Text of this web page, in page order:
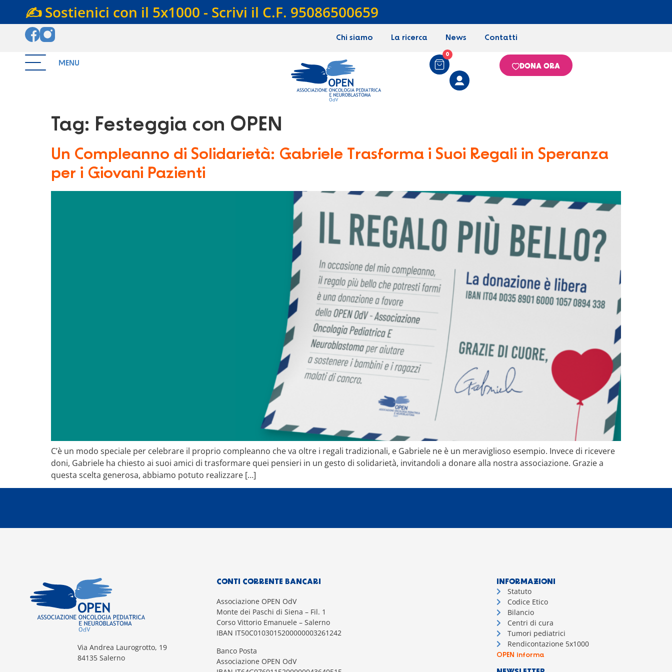
✍️ Sostienici con il 5x1000 - Scrivi il C.F. 95086500659
Chi siamo La ricerca News Contatti
MENU
0
DONA ORA
Tag: Festeggia con OPEN
Un Compleanno di Solidarietà: Gabriele Trasforma i Suoi Regali in Speranza
per i Giovani Pazienti
C’è un modo speciale per celebrare il proprio compleanno che va oltre i regali tradizionali, e Gabriele ne è un meraviglioso esempio. Invece di ricevere
doni, Gabriele ha chiesto ai suoi amici di trasformare quei pensieri in un gesto di solidarietà, invitandoli a donare alla nostra associazione. Grazie a
questa scelta generosa, abbiamo potuto realizzare […]
Via Andrea Laurogrotto, 19
84135 Salerno
CONTI CORRENTE BANCARI
Associazione OPEN OdV
Monte dei Paschi di Siena – Fil. 1
Corso Vittorio Emanuele – Salerno
IBAN IT50C0103015200000003261242
Banco Posta
Associazione OPEN OdV
INFORMAZIONI
Statuto
Codice Etico
Bilancio
Centri di cura
Tumori pediatrici
Rendicontazione 5x1000
OPEN informa